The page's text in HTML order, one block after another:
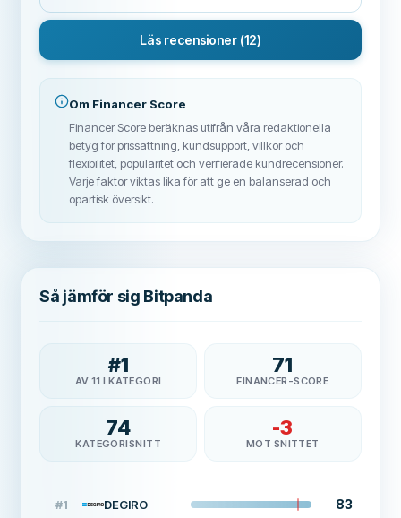
Läs recensioner (12)
Om Financer Score
Financer Score beräknas utifrån våra redaktionella
betyg för prissättning, kundsupport, villkor och
flexibilitet, popularitet och verifierade kundrecensioner.
Varje faktor viktas lika för att ge en balanserad och
opartisk översikt.
Så jämför sig Bitpanda
#1
AV 11 I KATEGORI
71
FINANCER-SCORE
74
KATEGORISNITT
-3
MOT SNITTET
#1 DEGIRO 83